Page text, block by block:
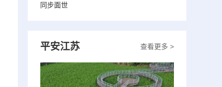
同步面世
查看更多 >
平安江苏